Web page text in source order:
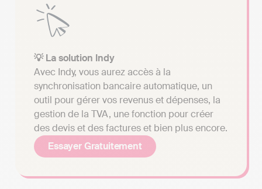
💡 La solution Indy
Avec Indy, vous aurez accès à la
synchronisation bancaire automatique, un
outil pour gérer vos revenus et dépenses, la
gestion de la TVA, une fonction pour créer
des devis et des factures et bien plus encore.
Essayer Gratuitement